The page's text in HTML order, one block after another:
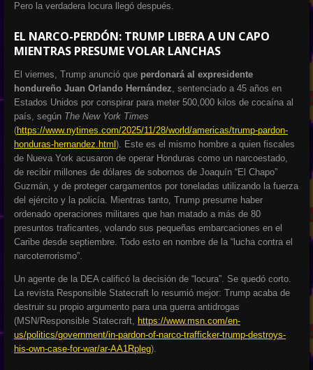
Pero la verdadera locura llegó después.
EL NARCO-PERDÓN: TRUMP LIBERA A UN CAPO
MIENTRAS PRESUME VOLAR LANCHAS
El viernes, Trump anunció que perdonará al expresidente
hondureño Juan Orlando Hernández, sentenciado a 45 años en
Estados Unidos por conspirar para meter 500,000 kilos de cocaína al
país, según The New York Times
(https://www.nytimes.com/2025/11/28/world/americas/trump-pardon-
honduras-hernandez.html ). Este es el mismo hombre a quien fiscales
de Nueva York acusaron de operar Honduras como un narcoestado,
de recibir millones de dólares de sobornos de Joaquín “El Chapo”
Guzmán, y de proteger cargamentos por toneladas utilizando la fuerza
del ejército y la policía. Mientras tanto, Trump presume haber
ordenado operaciones militares que han matado a más de 80
presuntos traficantes, volando sus pequeñas embarcaciones en el
Caribe desde septiembre. Todo esto en nombre de la “lucha contra el
narcoterrorismo”.
Un agente de la DEA calificó la decisión de “locura”. Se quedó corto.
La revista Responsible Statecraft lo resumió mejor: Trump acaba de
destruir su propio argumento para una guerra antidrogas
(MSN/Responsible Statecraft, https://www.msn.com/en-
us/politics/government/in-pardon-of-narco-trafficker-trump-destroys-
his-own-case-for-war/ar-AA1Rpleg).